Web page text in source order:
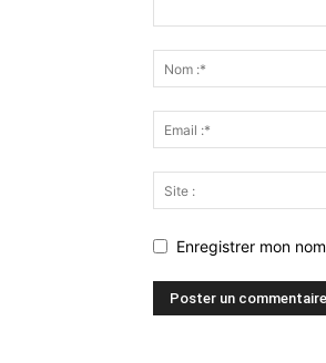
Enregistrer mon